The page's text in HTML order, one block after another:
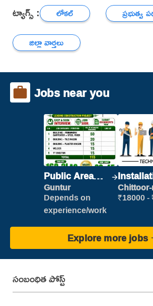
ట్యాగ్స్ : లోకల్
ప్రభుత్వ
జిల్లా వార్తలు
Jobs near you
Public Area
Cleaner
Guntur
Depends on
experience/work
Helper
₹18000 -
Explore more jobs
సంబంధిత పోస్ట్